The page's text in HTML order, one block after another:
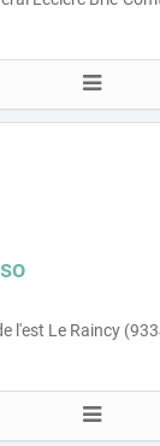
l'est Le Raincy